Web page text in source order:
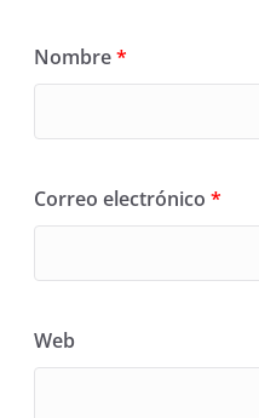
Nombre*
Correo electrónico*
Web